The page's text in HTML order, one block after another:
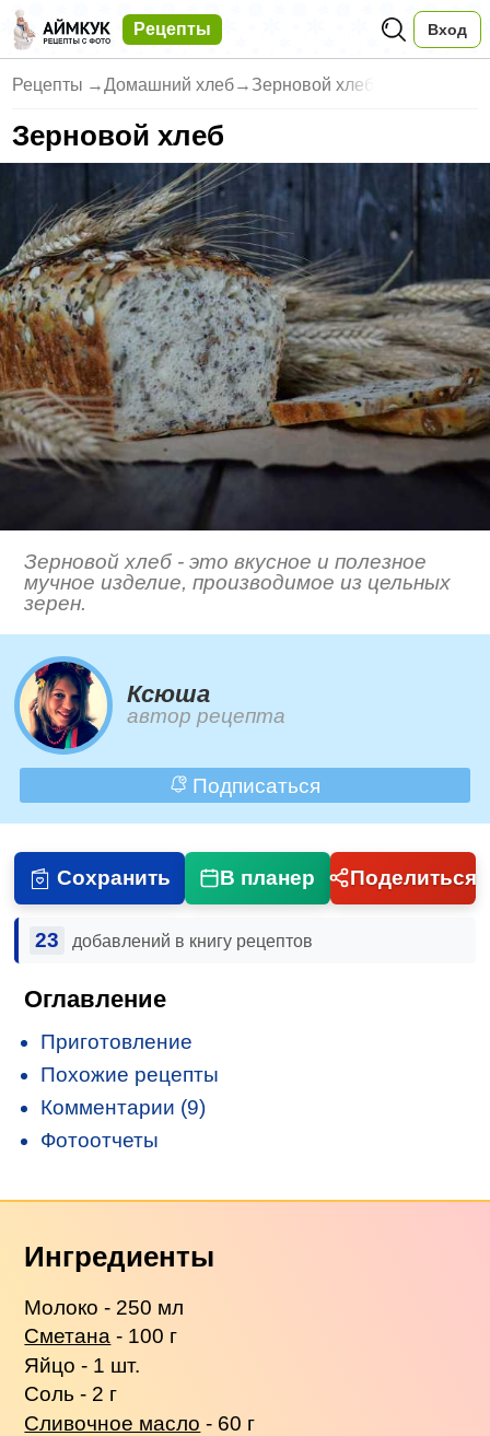
Рецепты Вход
Рецепты →Домашний хлеб→ Зерновой хлеб
Зерновой хлеб
Зерновой хлеб - это вкусное и полезное
мучное изделие, производимое из цельных
зерен.
Ксюша
автор рецепта
Подписаться
Сохранить В планер Поделиться
23 добавлений в книгу рецептов
Оглавление
Приготовление
Похожие рецепты
Комментарии (9)
Фотоотчеты
Ингредиенты
Молоко - 250 мл
Сметана - 100 г
Яйцо - 1 шт.
Соль - 2 г
Сливочное масло - 60 г